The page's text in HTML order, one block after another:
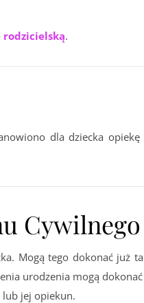
rodzicielską.
dla dziecka opiekę
Cywilnego
Mogą tego dokonać już
urodzenia mogą
lub jej opiekun.